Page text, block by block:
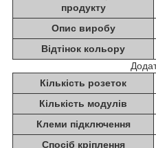
продукту
Опис виробу
Відтінок кольору
Кількість розеток
Кількість модулів
Клеми підключення
Спосіб кріплення